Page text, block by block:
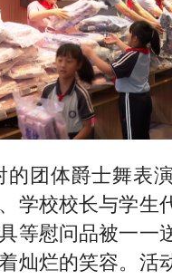
的团体爵士舞表
学校校长与学生
等慰问品被一一
灿烂的笑容。活